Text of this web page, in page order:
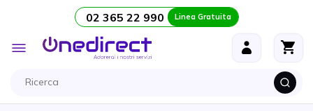
Salta al contenuto 02 365 22 990 Linea Gratuita
Toggle
Nav